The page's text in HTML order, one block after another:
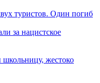
туристов. Один погиб
за нацистское
жестоко